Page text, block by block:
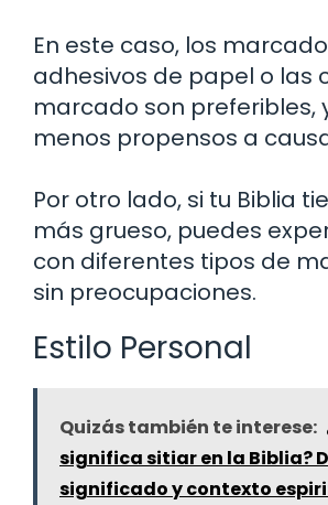
En este caso, los
adhesivos de papel o las
marcado son preferibles,
menos propensos a
Por otro lado, si tu Biblia
más grueso, puedes
con diferentes tipos de
sin preocupaciones.
Estilo Personal
Quizás también te interese:
significa sitiar en la Biblia?
significado y contexto